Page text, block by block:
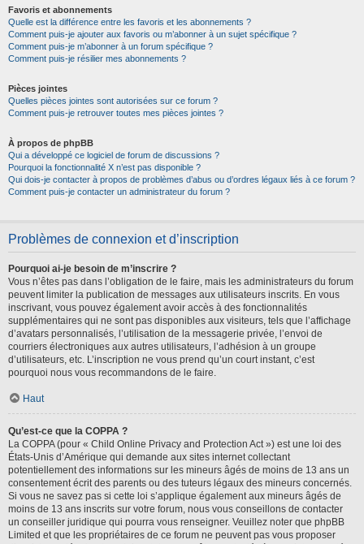
Favoris et abonnements
Quelle est la différence entre les favoris et les abonnements ?
Comment puis-je ajouter aux favoris ou m’abonner à un sujet spécifique ?
Comment puis-je m’abonner à un forum spécifique ?
Comment puis-je résilier mes abonnements ?
Pièces jointes
Quelles pièces jointes sont autorisées sur ce forum ?
Comment puis-je retrouver toutes mes pièces jointes ?
À propos de phpBB
Qui a développé ce logiciel de forum de discussions ?
Pourquoi la fonctionnalité X n’est pas disponible ?
Qui dois-je contacter à propos de problèmes d’abus ou d’ordres légaux liés à ce forum ?
Comment puis-je contacter un administrateur du forum ?
Problèmes de connexion et d’inscription
Pourquoi ai-je besoin de m’inscrire ?
Vous n’êtes pas dans l’obligation de le faire, mais les administrateurs du forum
peuvent limiter la publication de messages aux utilisateurs inscrits. En vous
inscrivant, vous pouvez également avoir accès à des fonctionnalités
supplémentaires qui ne sont pas disponibles aux visiteurs, tels que l’affichage
d’avatars personnalisés, l’utilisation de la messagerie privée, l’envoi de
courriers électroniques aux autres utilisateurs, l’adhésion à un groupe
d’utilisateurs, etc. L’inscription ne vous prend qu’un court instant, c’est
pourquoi nous vous recommandons de le faire.
Haut
Qu’est-ce que la COPPA ?
La COPPA (pour « Child Online Privacy and Protection Act ») est une loi des
États-Unis d’Amérique qui demande aux sites internet collectant
potentiellement des informations sur les mineurs âgés de moins de 13 ans un
consentement écrit des parents ou des tuteurs légaux des mineurs concernés.
Si vous ne savez pas si cette loi s’applique également aux mineurs âgés de
moins de 13 ans inscrits sur votre forum, nous vous conseillons de contacter
un conseiller juridique qui pourra vous renseigner. Veuillez noter que phpBB
Limited et que les propriétaires de ce forum ne peuvent pas vous proposer